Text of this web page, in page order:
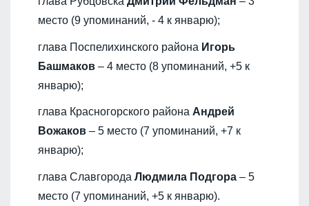
место (9 упоминаний, - 4 к январю);
глава Поспелихинского района Игорь
Башмаков – 4 место (8 упоминаний, +5 к
январю);
глава Красногорского района Андрей
Вожаков – 5 место (7 упоминаний, +7 к
январю);
глава Славгорода Людмила Подгора – 5
место (7 упоминаний, +5 к январю).